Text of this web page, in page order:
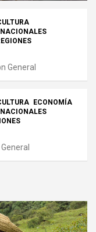
General
ECONOMÍA